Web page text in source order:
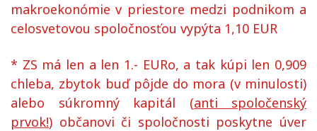
makroekonómie v priestore medzi podnikom a
celosvetovou spoločnosťou vypýta 1,10 EUR
* ZS má len a len 1.- EURo, a tak kúpi len 0,909
chleba, zbytok buď pôjde do mora (v minulosti)
alebo súkromný kapitál (anti spoločenský
prvok!) občanovi či spoločnosti poskytne úver